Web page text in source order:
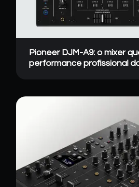
Pioneer DJM-A9: o mixer
performance profissional